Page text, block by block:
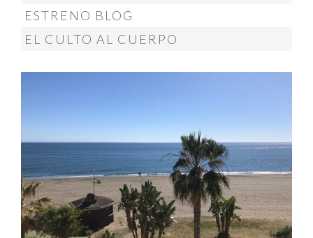
ESTRENO BLOG
EL CULTO AL CUERPO
MÁS